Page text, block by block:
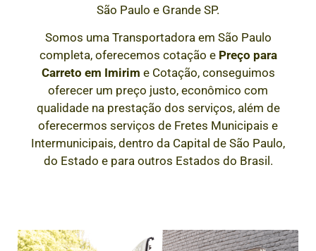
São Paulo e Grande SP.
Somos uma Transportadora em São Paulo
completa, oferecemos cotação e Preço para
Carreto em Imirim e Cotação, conseguimos
oferecer um preço justo, econômico com
qualidade na prestação dos serviços, além de
oferecermos serviços de Fretes Municipais e
Intermunicipais, dentro da Capital de São Paulo,
do Estado e para outros Estados do Brasil.